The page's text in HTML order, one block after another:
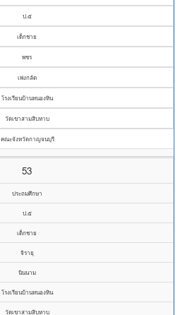
ป.๕
เด็กชาย
พชร
เพ่งกลัด
โรงเรียนบ้านหนองหิน
วัดเขาสามสิบหาบ
คณะจังหวัดกาญจนบุรี
53
ประถมศึกษา
ป.๕
เด็กชาย
จิรายุ
นินนาม
โรงเรียนบ้านหนองหิน
วัดเขาสามสิบหาบ